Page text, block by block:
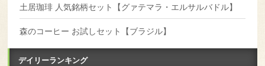
土居珈琲 人気銘柄セット【グァテマラ・エルサルバドル】
森のコーヒー お試しセット【ブラジル】
デイリーランキング